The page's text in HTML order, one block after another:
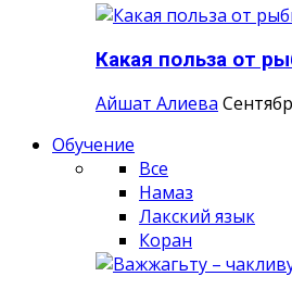
Какая польза от
Айшат Алиева
Обучение
Все
Намаз
Лакский язык
Коран